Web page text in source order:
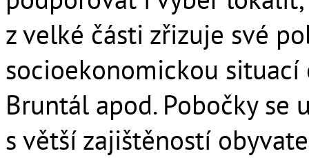
z velké části zřizuje své
socioekonomickou situací
Bruntál apod. Pobočky se
s větší zajištěností